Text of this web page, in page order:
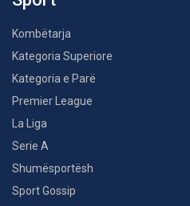
Kombëtarja
Kategoria Superiore
Kategoria e Parë
Premier League
La Liga
Serie A
Shumësportësh
Sport Gossip